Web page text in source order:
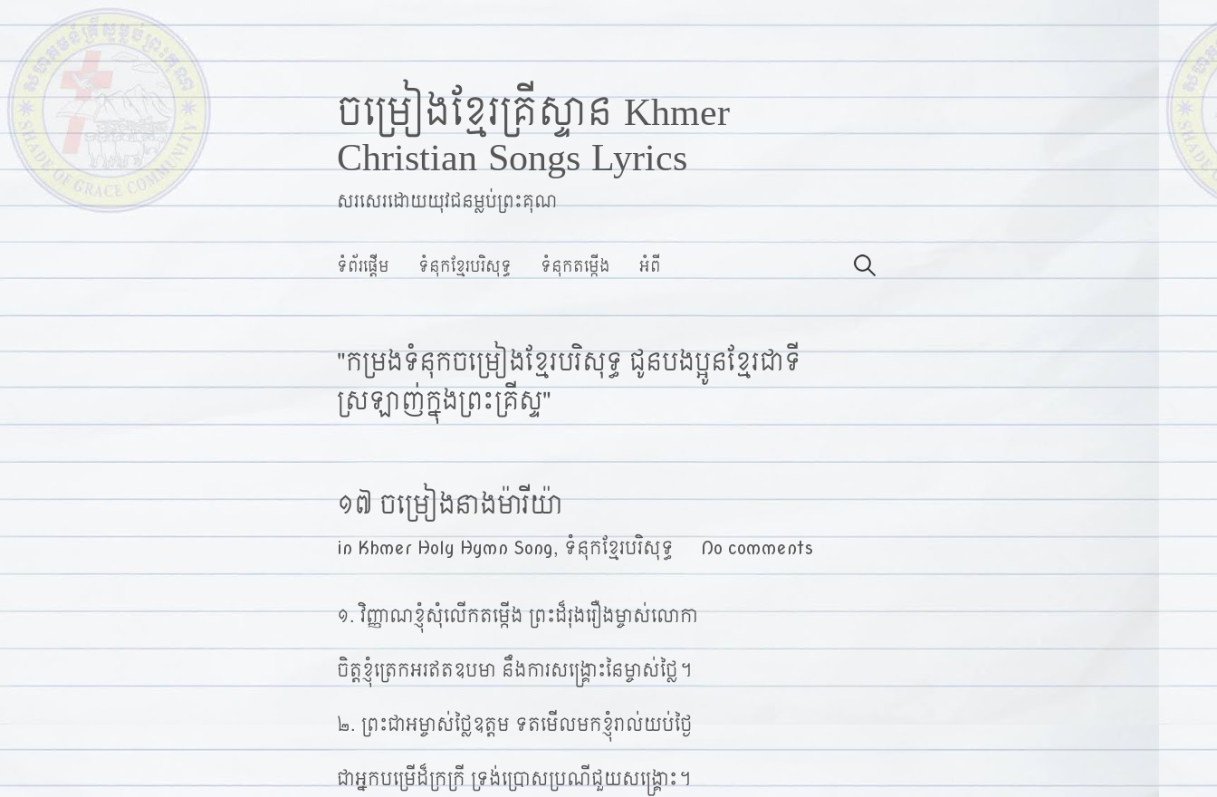
S
k
i
t
o
c
n
t
n
t
ចម្រៀងខ្មែរគ្រីស្ទាន Khmer
Christian Songs Lyrics
សរសេរដោយយុវជនម្លប់ព្រះគុណ
ទំព័រផ្ដើម ទំនុកខ្មែរបរិសុទ្ធ ទំនុកតម្កើង អំពី
ស្
វែ
រ
ណ្
:
"កម្រងទំនុកចម្រៀងខ្មែរបរិសុទ្ធ ជូនបងប្អូនខ្មែរជាទី
ស្រឡាញ់ក្នុងព្រះគ្រីស្ទ"
១៧ ចម្រៀងនាងម៉ារីយ៉ា
in Khmer Holy Hymn Song, ទំនុកខ្មែរបរិសុទ្ធ No comments
១. វិញ្ញាណខ្ញុំសុំលើកតម្កើង ព្រះដ៏រុងរឿងម្ចាស់លោកា
ចិត្តខ្ញុំត្រេកអរឥតឧបមា នឹងការសង្រ្គោះនៃម្ចាស់ថ្លៃ។
២. ព្រះជាអម្ចាស់ថ្លៃឧត្តម ទតមើលមកខ្ញុំរាល់យប់ថ្ងៃ
ជាអ្នកបម្រើដ៏ក្រក្រី ទ្រង់ប្រោសប្រណីជួយសង្រ្គោះ។